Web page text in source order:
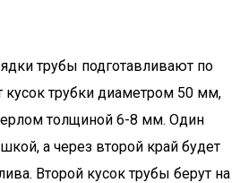
трубы подготавливают по
кусок трубки диаметром 50 мм,
толщиной 6-8 мм. Один
а через второй край будет
Второй кусок трубы берут на